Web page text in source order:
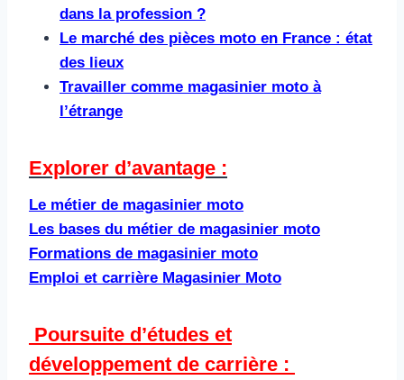
dans la profession ?
Le marché des pièces moto en France : état
des lieux
Travailler comme magasinier moto à
l’étrange
Explorer d’avantage :
Le métier de magasinier moto
Les bases du métier de magasinier moto
Formations de magasinier moto
Emploi et carrière Magasinier Moto
Poursuite d’études et
développement de carrière : ​